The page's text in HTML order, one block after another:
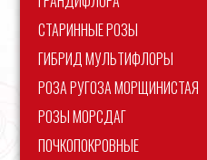
СТАРИННЫЕ РОЗЫ
ГИБРИД МУЛЬТИФЛОРЫ
РОЗА РУГОЗА МОРЩИНИСТАЯ
РОЗЫ МОРСДАГ
ПОЧКОПОКРОВНЫЕ